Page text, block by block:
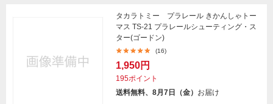
タカラトミー プラレール きかんしゃトー
マス TS-21 プラレールシューティング・ス
ター(ゴードン)
(16)
1,950円
195ポイント
送料無料、8月7日（金） お届け